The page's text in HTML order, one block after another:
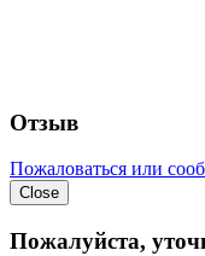
Отзыв
Пожаловаться или
Close
Пожалуйста,